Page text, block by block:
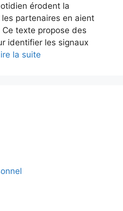
érodent la
partenaires en aient
texte propose des
identifier les signaux
la suite